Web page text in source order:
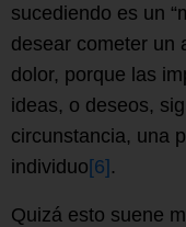
sucediendo es un
desear cometer un
dolor, porque las
ideas, o deseos,
circunstancia, una
individuo[6].
Quizá esto suene